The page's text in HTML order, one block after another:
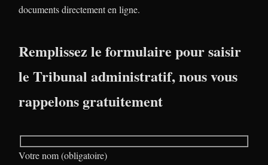
documents directement en ligne.
Remplissez le formulaire pour saisir
le Tribunal administratif, nous vous
rappelons gratuitement
Votre nom (obligatoire)